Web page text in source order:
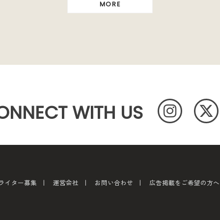
MORE
WITH US
イター募集 運営会社 お問い合わせ 広告掲載をご希望の方へ